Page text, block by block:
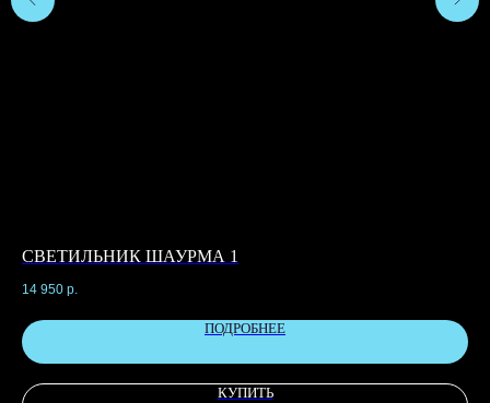
СВЕТИЛЬНИК ШАУРМА 1
14 950 р.
ПОДРОБНЕЕ
КУПИТЬ